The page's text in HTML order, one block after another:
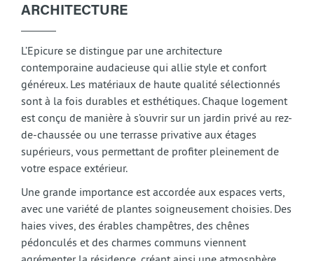
ARCHITECTURE
L’Epicure se distingue par une architecture
contemporaine audacieuse qui allie style et confort
généreux. Les matériaux de haute qualité sélectionnés
sont à la fois durables et esthétiques. Chaque logement
est conçu de manière à s’ouvrir sur un jardin privé au rez-
de-chaussée ou une terrasse privative aux étages
supérieurs, vous permettant de profiter pleinement de
votre espace extérieur.
Une grande importance est accordée aux espaces verts,
avec une variété de plantes soigneusement choisies. Des
haies vives, des érables champêtres, des chênes
pédonculés et des charmes communs viennent